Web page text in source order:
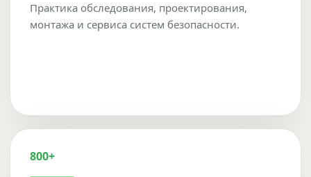
Практика обследования, проектирования,
монтажа и сервиса систем безопасности.
800+